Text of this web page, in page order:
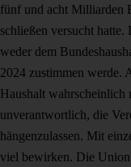
fünf und acht Milliarden
schließen versucht hatte.
weder dem
2024 zustimmen werde.
Haushalt wahrscheinlich
unverantwortlich, die
hängenzulassen. Mit
viel bewirken. Die